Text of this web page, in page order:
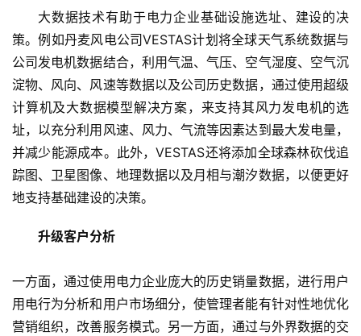
大数据技术有助于电力企业基础设施选址、建设的决
策。例如丹麦风电公司VESTAS计划将全球天气系统数据与
公司发电机数据结合，利用气温、气压、空气湿度、空气沉
淀物、风向、风速等数据以及公司历史数据，通过使用超级
计算机及大数据模型解决方案，来支持其风力发电机的选
址，以充分利用风速、风力、气流等因素达到最大发电量，
并减少能源成本。此外，VESTAS还将添加全球森林砍伐追
踪图、卫星图像、地理数据以及月相与潮汐数据，以便更好
地支持基础建设的决策。
升级客户分析
一方面，通过使用电力企业庞大的历史销量数据，进行用户
用电行为分析和用户市场细分，使管理者能有针对性地优化
营销组织，改善服务模式。另一方面，通过与外界数据的交